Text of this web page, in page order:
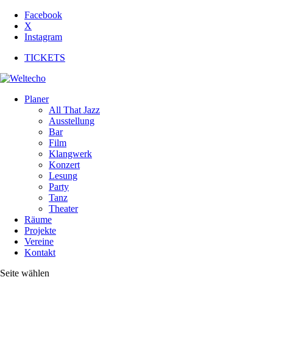
Facebook
X
Instagram
TICKETS
Planer
All That Jazz
Ausstellung
Bar
Film
Klangwerk
Konzert
Lesung
Party
Tanz
Theater
Räume
Projekte
Vereine
Kontakt
Seite wählen